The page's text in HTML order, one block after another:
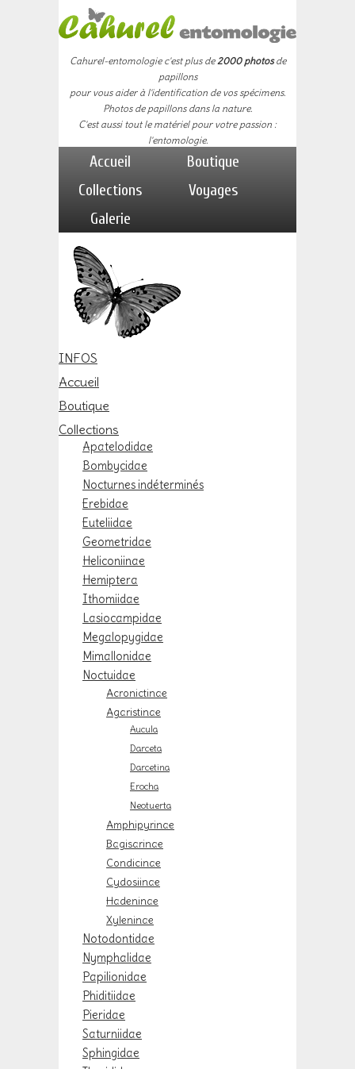
Cahurel-entomologie c'est plus de2000 photosde
papillons
pour vous aider à l'identification de vos spécimens.
Photos de papillons dans la nature.
C'est aussi tout le matériel pour votre passion :
l'entomologie.
Accueil
Boutique
Collections
Voyages
Galerie
INFOS
Accueil
Boutique
Collections
Apatelodidae
Bombycidae
Nocturnes indéterminés
Erebidae
Euteliidae
Geometridae
Heliconiinae
Hemiptera
Ithomiidae
Lasiocampidae
Megalopygidae
Mimallonidae
Noctuidae
Acronictinae
Agaristinae
Aucula
Darceta
Darcetina
Erocha
Neotuerta
Amphipyrinae
Bagisarinae
Condicinae
Cydosiinae
Hadeninae
Xyleninae
Notodontidae
Nymphalidae
Papilionidae
Phiditiidae
Pieridae
Saturniidae
Sphingidae